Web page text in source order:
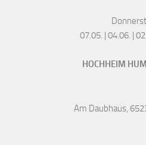
07.05. | 04.06. |
HOCHHEIM
Am Daubhaus,